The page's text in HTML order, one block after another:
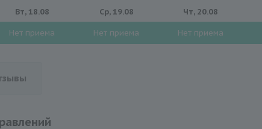
Вт, 18.08
Нет приема
Ср, 19.08
Нет приема
Чт, 20.08
Нет приема